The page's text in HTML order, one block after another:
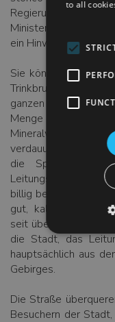
Ministerpräsidenten.
ein Hinweis auf einen
Sie können das
Trinkbrunnen
ganzen Stadt, was
Menge Geld
Mineralwasser zu
die Sprudel
Leitungswasser
billig bei etwa 2 €
gut, kalt und
seit über 2000
die Stadt, das
hauptsächlich aus
Gebirges.
Die Straße
Besuchern der
to all